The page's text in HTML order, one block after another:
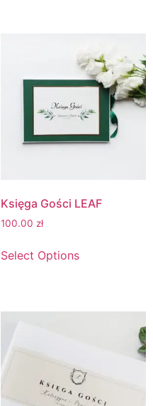
Księga Gości LEAF
100.00 zł
Select Options